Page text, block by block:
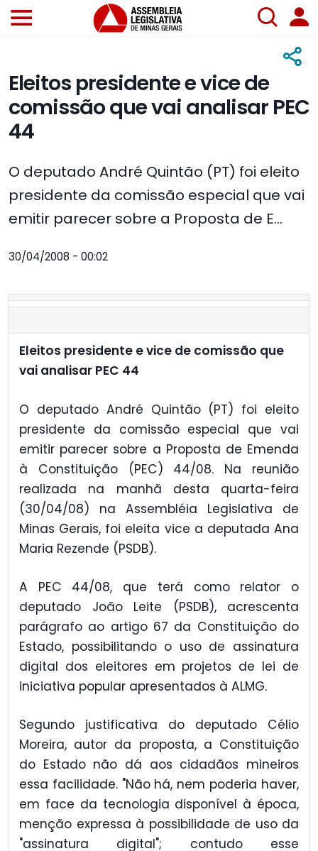
Eleitos presidente e vice de
comissão que vai analisar PEC
44
O deputado André Quintão (PT) foi eleito
presidente da comissão especial que vai
emitir parecer sobre a Proposta de E...
30/04/2008 - 00:02
Eleitos presidente e vice de comissão que
vai analisar PEC 44
O deputado André Quintão (PT) foi eleito
presidente da comissão especial que vai
emitir parecer sobre a Proposta de Emenda
à Constituição (PEC) 44/08. Na reunião
realizada na manhã desta quarta-feira
(30/04/08) na Assembléia Legislativa de
Minas Gerais, foi eleita vice a deputada Ana
Maria Rezende (PSDB).
A PEC 44/08, que terá como relator o
deputado João Leite (PSDB), acrescenta
parágrafo ao artigo 67 da Constituição do
Estado, possibilitando o uso de assinatura
digital dos eleitores em projetos de lei de
iniciativa popular apresentados à ALMG.
Segundo justificativa do deputado Célio
Moreira, autor da proposta, a Constituição
do Estado não dá aos cidadãos mineiros
essa facilidade. "Não há, nem poderia haver,
em face da tecnologia disponível à época,
menção expressa à possibilidade de uso da
"assinatura digital"; contudo esse